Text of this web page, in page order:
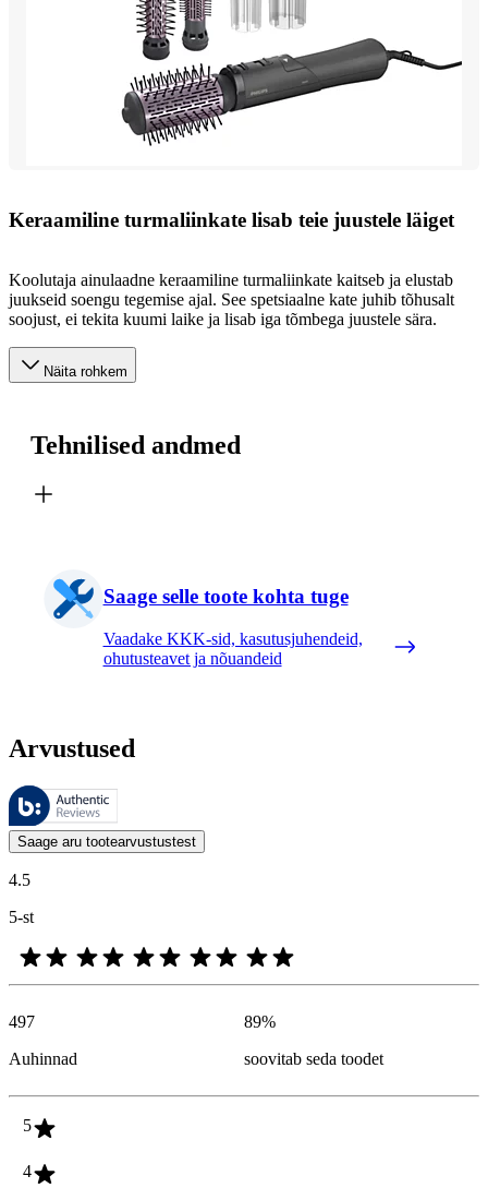
Keraamiline turmaliinkate lisab teie juustele läiget
Koolutaja ainulaadne keraamiline turmaliinkate kaitseb ja elustab
juukseid soengu tegemise ajal. See spetsiaalne kate juhib tõhusalt
soojust, ei tekita kuumi laike ja lisab iga tõmbega juustele sära.
Näita rohkem
Tehnilised andmed
Saage selle toote kohta tuge
Vaadake KKK-sid, kasutusjuhendeid,
ohutusteavet ja nõuandeid
Arvustused
Neid arvustusi haldab Bazaarvoice ja need vastavad Bazaarvoice’i
Kliendi arvamused toodete ja tärnihinnangute kujul on kasulikud
Saage aru tootearvustustest
4.5
5-st
497
Auhinnad
89%
soovitab seda toodet
5
4